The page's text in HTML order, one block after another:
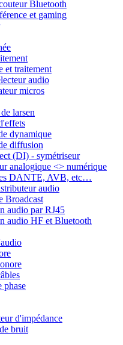
Bluetooth
et gaming
et traitement
audio
micros
larsen
dynamique
diffusion
(DI) - symétriseur
analogique <> numérique
DANTE, AVB, etc…
audio
Broadcast
audio par RJ45
audio HF et Bluetooth
phase
d'impédance
bruit